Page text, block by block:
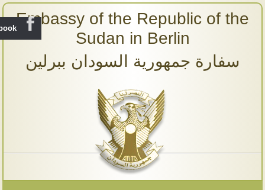
Embassy of the Republic of the
Sudan in Berlin
سفارة جمهورية السودان ببرلين